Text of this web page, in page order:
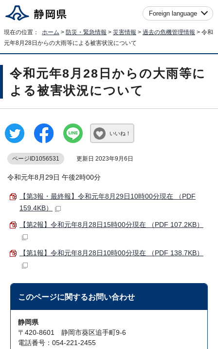
Foreign language
現在の位置： ホーム > 防災・緊急情報 > 災害情報 > 過去の危機管理情報 > 令和
元年8月28日からの大雨等による被害状況について
令和元年8月28日からの大雨等に
よる被害状況について
いいね！
ページID1056531 更新日 2023年9月6日
令和元年8月29日 午後2時00分
【第3報・最終報】令和元年8月29日10時00分現在 （PDF
159.4KB）
【第2報】令和元年8月28日15時00分現在 （PDF 107.2KB）
【第1報】令和元年8月28日10時00分現在 （PDF 138.7KB）
このページに関するお問い合わせ
静岡県
〒420-8601 静岡市葵区追手町9-6
電話番号：054-221-2455